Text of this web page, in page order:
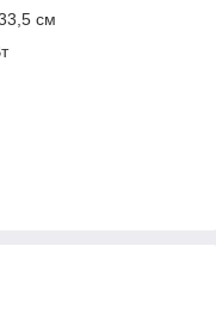
см